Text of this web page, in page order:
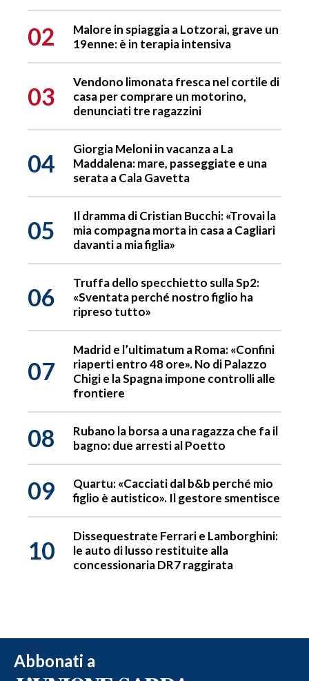
02
Malore in spiaggia a Lotzorai, grave un
19enne: è in terapia intensiva
03
Vendono limonata fresca nel cortile di
casa per comprare un motorino,
denunciati tre ragazzini
04
Giorgia Meloni in vacanza a La
Maddalena: mare, passeggiate e una
serata a Cala Gavetta
05
Il dramma di Cristian Bucchi: «Trovai la
mia compagna morta in casa a Cagliari
davanti a mia figlia»
06
Truffa dello specchietto sulla Sp2:
«Sventata perché nostro figlio ha
ripreso tutto»
07
Madrid e l’ultimatum a Roma: «Confini
riaperti entro 48 ore». No di Palazzo
Chigi e la Spagna impone controlli alle
frontiere
08
Rubano la borsa a una ragazza che fa il
bagno: due arresti al Poetto
09
Quartu: «Cacciati dal b&b perché mio
figlio è autistico». Il gestore smentisce
10
Dissequestrate Ferrari e Lamborghini:
le auto di lusso restituite alla
concessionaria DR7 raggirata
Abbonati a